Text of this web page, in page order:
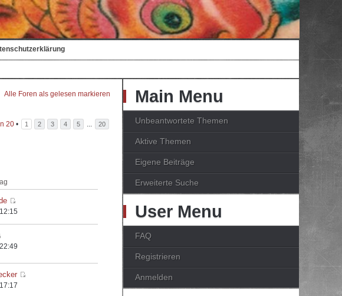
Alle Foren als gelesen markieren
20 • 1 2 3 4 5 ... 20
Main Menu
Unbeantwortete Themen
Aktive Themen
Eigene Beiträge
Erweiterte Suche
User Menu
FAQ
Registrieren
Anmelden